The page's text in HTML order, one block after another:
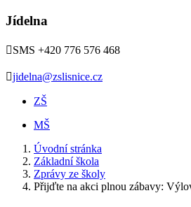
Jídelna
SMS +420 776 576 468
jidelna@zslisnice.cz
ZŠ
MŠ
Úvodní stránka
Základní škola
Zprávy ze školy
Přijďte na akci plnou zábavy: